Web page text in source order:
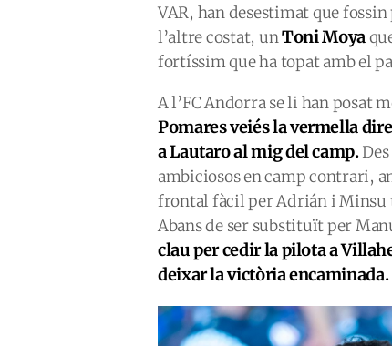
VAR, han desestimat que
l’altre costat, unToni Moya
fortíssim que ha topat amb el
A l’FC Andorra se li han posat
Pomares veiés la vermella
a Lautaro al mig del camp.Des
ambiciosos en camp contrari,
frontal fàcil per Adrián i Minsu
Abans de ser substituït per
clau per cedir la pilota a
deixar la victòria encaminada.